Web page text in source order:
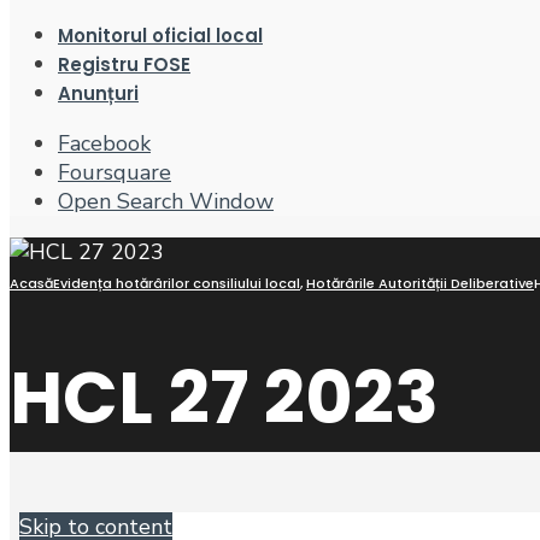
Monitorul oficial local
Registru FOSE
Anunțuri
Facebook
Foursquare
Open Search Window
AcasăEvidența hotărârilor consiliului local,Hotărârile Autorității Deliberative
HCL 27 2023